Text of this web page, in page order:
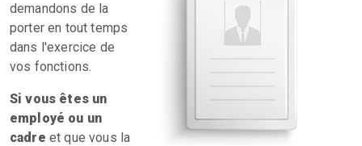
demandons de la
porter en tout temps
dans l'exercice de
vos fonctions.
Si vous êtes un
employé ou un
cadre et que vous la